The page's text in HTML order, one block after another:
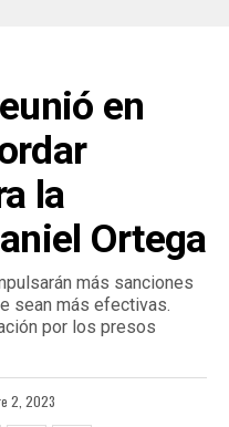
en
la
Ortega
más sanciones
sean más efectivas.
por los presos
2, 2023